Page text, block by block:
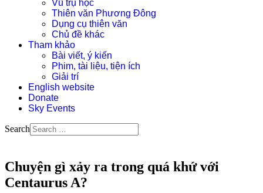
Vũ trụ học
Thiên văn Phương Đông
Dụng cụ thiên văn
Chủ đề khác
Tham khảo
Bài viết, ý kiến
Phim, tài liệu, tiện ích
Giải trí
English website
Donate
Sky Events
Search
Chuyện gì xảy ra trong quá khứ với
Centaurus A?